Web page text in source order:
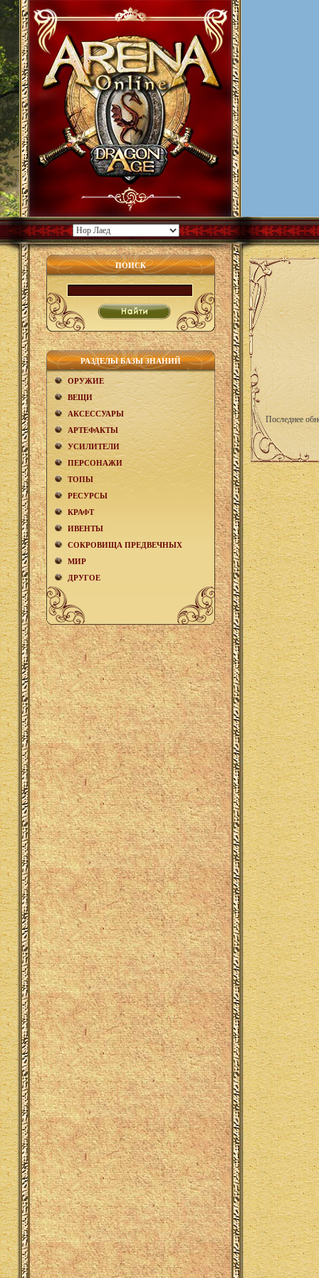
ПОИСК
РАЗДЕЛЫ БАЗЫ ЗНАНИЙ
ОРУЖИЕ
ВЕЩИ
АКCЕСCУАРЫ
АРТЕФАКТЫ
УСИЛИТЕЛИ
ПЕРСОНАЖИ
ТОПЫ
РЕСУРСЫ
КРАФТ
ИВЕНТЫ
СОКРОВИЩА ПРЕДВЕЧНЫХ
МИР
ДРУГОЕ
Последнее